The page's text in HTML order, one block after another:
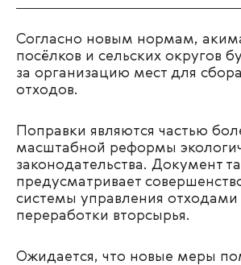
Согласно новым нормам,
посёлков и сельских округов
за организацию мест для
отходов.
Поправки являются частью
масштабной реформы
законодательства. Документ
предусматривает
системы управления отходами
переработки вторсырья.
Ожидается, что новые меры